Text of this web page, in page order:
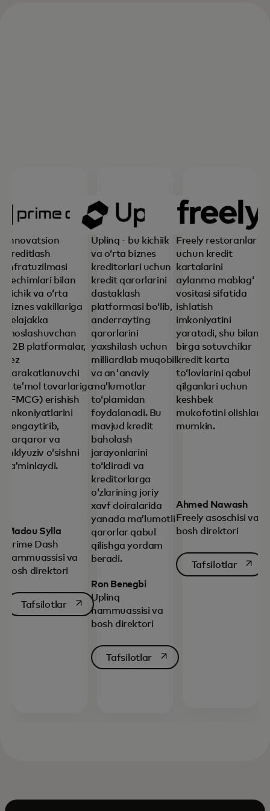
Innovatsion
kreditlash
infratuzilmasi
yechimlari bilan
kichik va oʻrta
biznes vakillariga
kelajakka
moslashuvchan
B2B platformalar,
tez
harakatlanuvchi
iste’mol tovarlariga
(FMCG) erishish
imkoniyatlarini
kengaytirib,
barqaror va
inklyuziv oʻsishni
ta’minlaydi.
Madou Sylla
Prime Dash
hammuassisi va
bosh direktori
Tafsilotlaropens in a new tab
Uplinq - bu kichiik
va oʻrta biznes
kreditorlari uchun
kredit qarorlarini
dastaklash
platformasi boʻlib,
anderrayting
qarorlarini
yaxshilash uchun
milliardlab muqobil
va an'anaviy
maʼlumotlar
toʻplamidan
foydalanadi. Bu
mavjud kredit
baholash
jarayonlarini
toʻldiradi va
kreditorlarga
oʻzlarining joriy
xavf doiralarida
yanada maʼlumotli
qarorlar qabul
qilishga yordam
beradi.
Ron Benegbi
Uplinq
hammuassisi va
bosh direktori
Tafsilotlaropens in a new tab
Freely restoranlar
uchun kredit
kartalarini
aylanma mablagʻ
vositasi sifatida
ishlatish
imkoniyatini
yaratadi, shu bilan
birga sotuvchilar
kredit karta
toʻlovlarini qabul
qilganlari uchun
keshbek
mukofotini olishlari
mumkin.
Ahmed Nawash
Freely asoschisi va
bosh direktori
Tafsilotlaropens